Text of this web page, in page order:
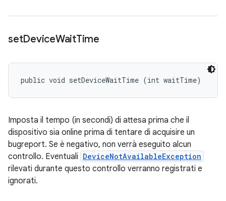
setDeviceWaitTime
public void setDeviceWaitTime (int waitTime)
Imposta il tempo (in secondi) di attesa prima che il
dispositivo sia online prima di tentare di acquisire un
bugreport. Se è negativo, non verrà eseguito alcun
controllo. Eventuali DeviceNotAvailableException
rilevati durante questo controllo verranno registrati e
ignorati.